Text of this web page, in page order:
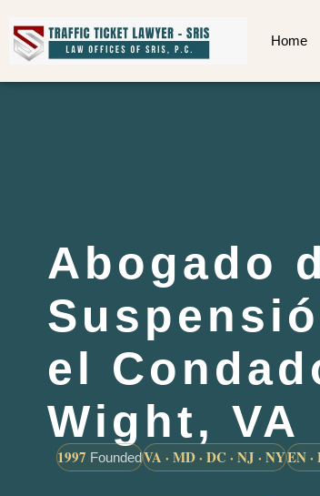
Home
Abogado
el
Wight, VA
1997 FoundedVA · MD · DC · NJ · NYEN ·